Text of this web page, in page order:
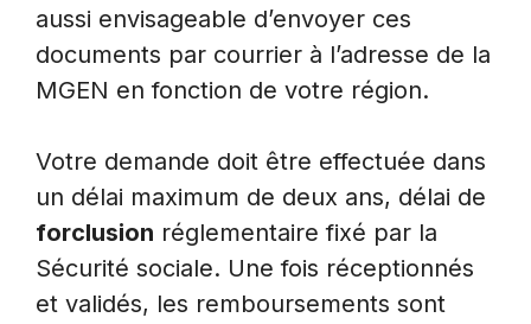
aussi envisageable d’envoyer ces
documents par courrier à l’adresse de la
MGEN en fonction de votre région.
Votre demande doit être effectuée dans
un délai maximum de deux ans, délai de
forclusion réglementaire fixé par la
Sécurité sociale. Une fois réceptionnés
et validés, les remboursements sont